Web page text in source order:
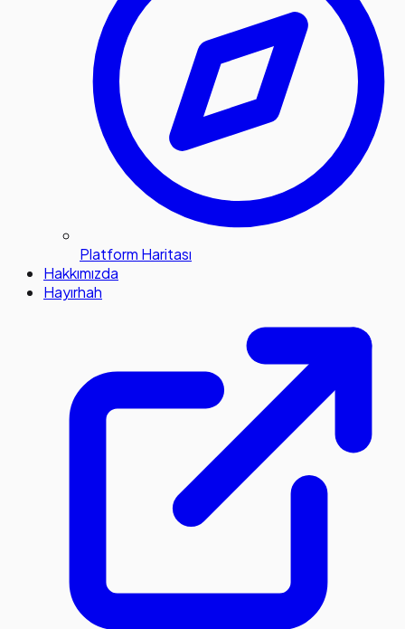
Platform Haritası
Hakkımızda
Hayırhah